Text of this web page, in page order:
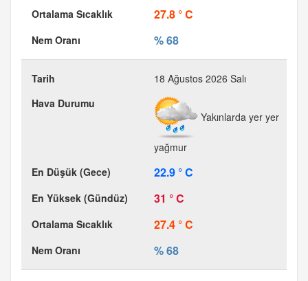
27.8 ° C
% 68
18 Ağustos 2026 Salı
Yakınlarda yer yer
yağmur
22.9 ° C
31 ° C
27.4 ° C
% 68